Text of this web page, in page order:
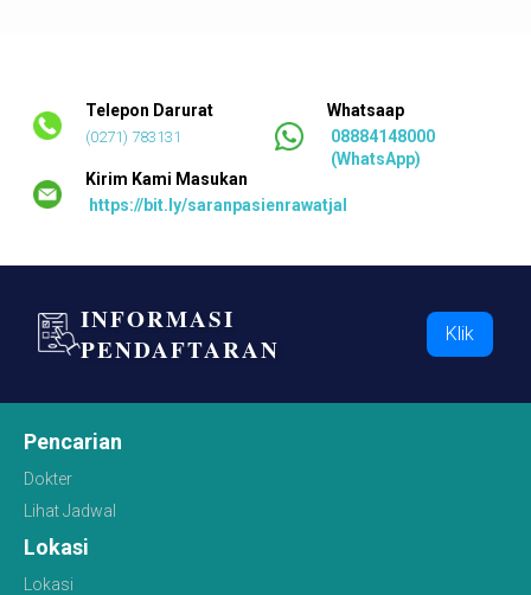
Telepon Darurat
(0271) 783131
Whatsaap
08884148000
(WhatsApp)
Kirim Kami Masukan
https://bit.ly/saranpasienrawatjalan
INFORMASI
PENDAFTARAN
Klik
Pencarian
Dokter
Lihat Jadwal
Lokasi
Lokasi